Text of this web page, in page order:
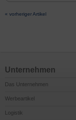
« vorheriger Artikel
Unternehmen
Das Unternehmen
Werbeartikel
Logistik